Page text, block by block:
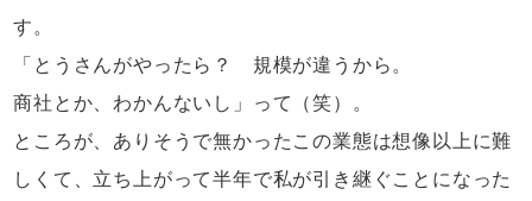
す。
「とうさんがやったら？ 規模が違うから。
商社とか、わかんないし」って（笑）。
ところが、ありそうで無かったこの業態は想像以上に難
しくて、 立ち上がって半年で私が引き継ぐことになった